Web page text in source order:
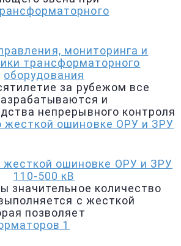
мониторинга и
трансформаторного
оборудования
за рубежом все
и
непрерывного контроля
жесткой ошиновке ОРУ и ЗРУ
110-500 кВ
значительное количество
с жесткой
позволяет